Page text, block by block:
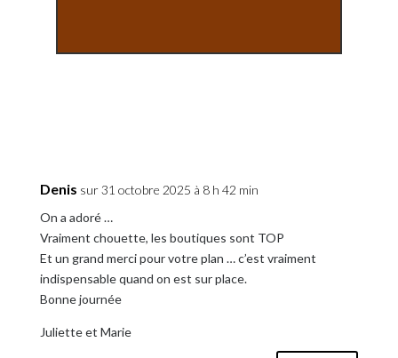
Denis sur 31 octobre 2025 à 8 h 42 min
On a adoré …
Vraiment chouette, les boutiques sont TOP
Et un grand merci pour votre plan … c’est vraiment
indispensable quand on est sur place.
Bonne journée
Juliette et Marie